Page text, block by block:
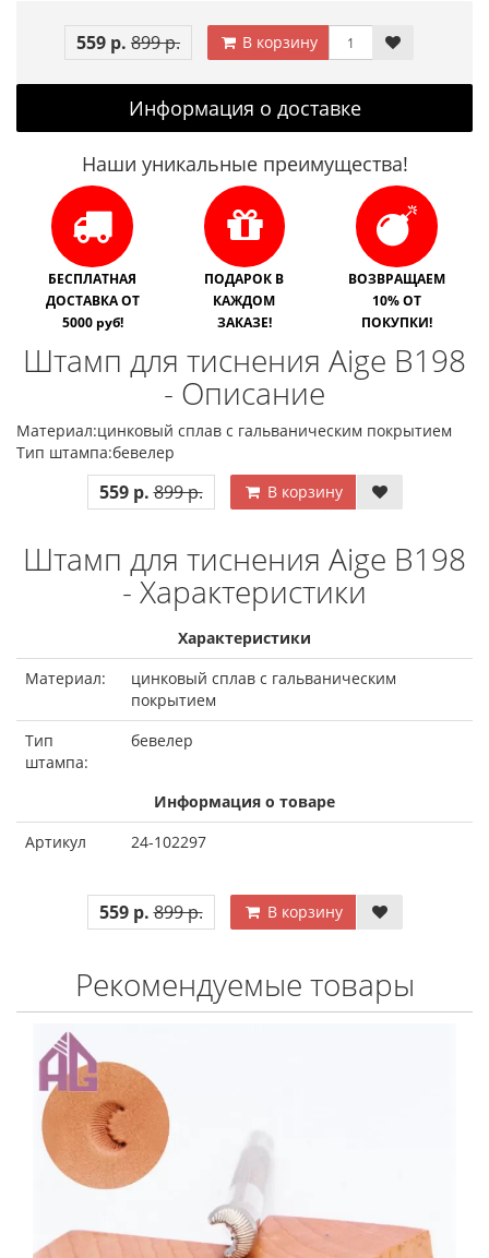
559 р. 899 р. В корзину
Информация о доставке
Наши уникальные преимущества!
БЕСПЛАТНАЯ
ДОСТАВКА ОТ
5000 руб!
ПОДАРОК В
КАЖДОМ
ЗАКАЗЕ!
ВОЗВРАЩАЕМ
10% ОТ
ПОКУПКИ!
Штамп для тиснения Aige B198
- Описание
Материал:цинковый сплав с гальваническим покрытием
Тип штампа:бевелер
559 р. 899 р. В корзину
Штамп для тиснения Aige B198
- Характеристики
Характеристики
Материал:
цинковый сплав с гальваническим
покрытием
Тип
штампа:
бевелер
Информация о товаре
Артикул
24-102297
559 р. 899 р. В корзину
Рекомендуемые товары